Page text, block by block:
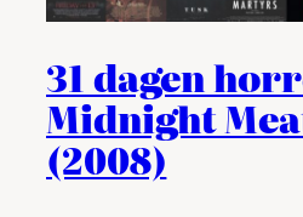
31 dagen
Midnight
(2008)